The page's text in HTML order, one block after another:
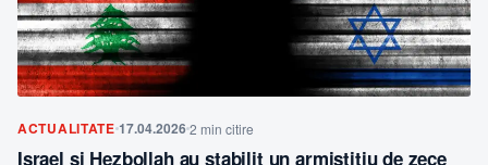
ACTUALITATE 17.04.2026 2 min citire
Israel și Hezbollah au stabilit un armistițiu de zece